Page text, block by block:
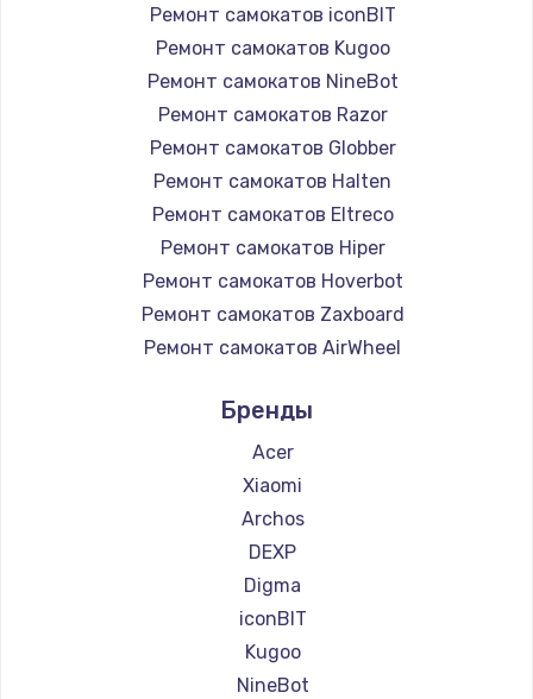
Ремонт самокатов iconBIT
Ремонт самокатов Kugoo
Ремонт самокатов NineBot
Ремонт самокатов Razor
Ремонт самокатов Globber
Ремонт самокатов Halten
Ремонт самокатов Eltreco
Ремонт самокатов Hiper
Ремонт самокатов Hoverbot
Ремонт самокатов Zaxboard
Ремонт самокатов AirWheel
Ремонт самокатов Hunter
Ремонт самокатов Shorner
Ремонт самокатов Joyor
Ремонт самокатов Minimotors
Ремонт самокатов Bork
Ремонт самокатов Segway
Ремонт самокатов KIRIN
Бренды
Acer
Xiaomi
Archos
DEXP
Digma
iconBIT
Kugoo
NineBot